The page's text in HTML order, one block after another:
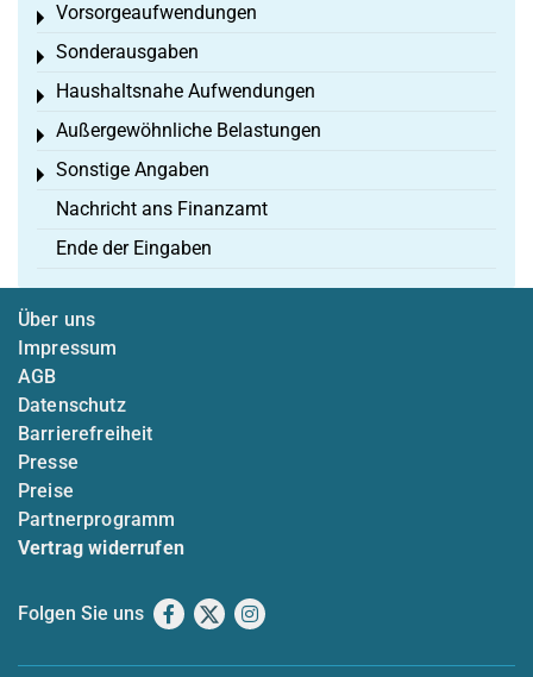
Vorsorgeaufwendungen
Toggle menu
Sonderausgaben
Toggle menu
Haushaltsnahe Aufwendungen
Toggle menu
Außergewöhnliche Belastungen
Toggle menu
Sonstige Angaben
Toggle menu
Nachricht ans Finanzamt
Ende der Eingaben
Über uns
Impressum
AGB
Datenschutz
Barrierefreiheit
Presse
Preise
Partnerprogramm
Vertrag widerrufen
Folgen Sie uns Facebook
X Instagram